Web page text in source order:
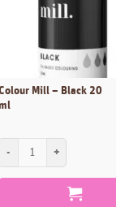
Mill – Black 20